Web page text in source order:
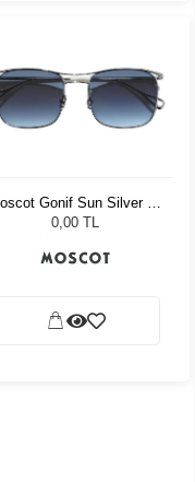
Gonif Sun Silver 54
Denim Blue
0,00 TL